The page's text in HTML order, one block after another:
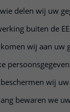
delen wij uw
buiten de
wij aan uw
wij uw
bewaren we